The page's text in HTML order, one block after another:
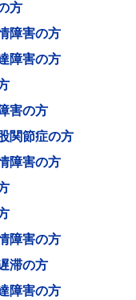
方
障害の方
障害の方
害の方
関節症の方
障害の方
障害の方
滞の方
障害の方